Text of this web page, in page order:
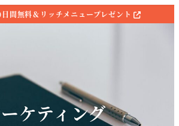
間無料＆リッチメニュープレゼント
ケティング